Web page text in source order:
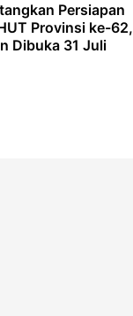
Persiapan
Provinsi ke-62,
Dibuka 31 Juli